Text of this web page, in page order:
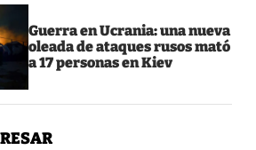
Guerra en Ucrania: una nueva
oleada de ataques rusos mató
a 17 personas en Kiev